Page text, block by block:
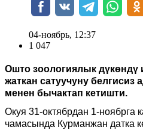
04-ноябрь, 12:37
1 047
Ошто зоологиялык дүкөндү
жаткан сатуучуну
менен бычактап кетишти.
Окуя 31-октябрдан 1-ноябрга
чамасында Курманжан датка